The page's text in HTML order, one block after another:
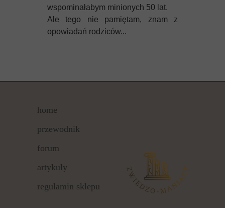
wspominałabym minionych 50 lat.
Ale tego nie pamiętam, znam z
opowiadań rodziców...
home
przewodnik
forum
artykuły
regulamin sklepu